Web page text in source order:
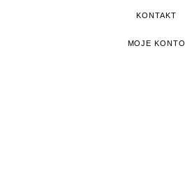
KONTAKT
MOJE KONTO